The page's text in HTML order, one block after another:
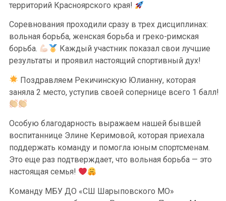
территорий Красноярского края!
Соревнования проходили сразу в трех дисциплинах:
вольная борьба, женская борьба и греко-римская
борьба.
Каждый участник показал свои лучшие
результаты и проявил настоящий спортивный дух!
Поздравляем Рекичинскую Юлианну, которая
заняла 2 место, уступив своей сопернице всего 1 балл!
Особую благодарность выражаем нашей бывшей
воспитаннице Элине Керимовой, которая приехала
поддержать команду и помогла юным спортсменам.
Это еще раз подтверждает, что вольная борьба — это
настоящая семья!
Команду МБУ ДО «СШ Шарыповского МО»